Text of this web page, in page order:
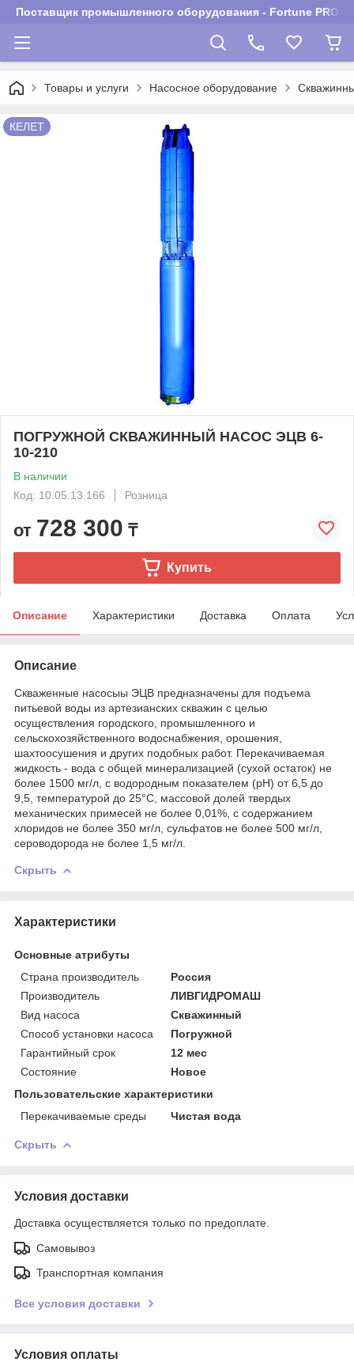
Поставщик промышленного оборудования - Fortune PROM
Товары и услуги Насосное оборудование
КЕЛЕТ
ПОГРУЖНОЙ СКВАЖИННЫЙ НАСОС ЭЦВ 6-
10-210
В наличии
Код: 10.05.13.166
Розница
от 728 300 ₸
Купить
Описание Характеристики Доставка Оплата
Описание
Скваженные насосыы ЭЦВ предназначены для подъема
питьевой воды из артезианских скважин с целью
осуществления городского, промышленного и
сельскохозяйственного водоснабжения, орошения,
шахтоосушения и других подобных работ. Перекачиваемая
жидкость - вода с общей минерализацией (сухой остаток) не
более 1500 мг/л, с водородным показателем (рН) от 6,5 до
9,5, температурой до 25°С, массовой долей твердых
механических примесей не более 0,01%, с содержанием
хлоридов не более 350 мг/л, сульфатов не более 500 мг/л,
сероводорода не более 1,5 мг/л.
Скрыть
Характеристики
Основные атрибуты
Страна производитель
Россия
Производитель
ЛИВГИДРОМАШ
Вид насоса
Скважинный
Способ установки насоса
Погружной
Гарантийный срок
12 мес
Состояние
Новое
Пользовательские характеристики
Перекачиваемые среды
Чистая вода
Скрыть
Условия доставки
Доставка осуществляется только по предоплате.
Самовывоз
Транспортная компания
Все условия доставки
Условия оплаты